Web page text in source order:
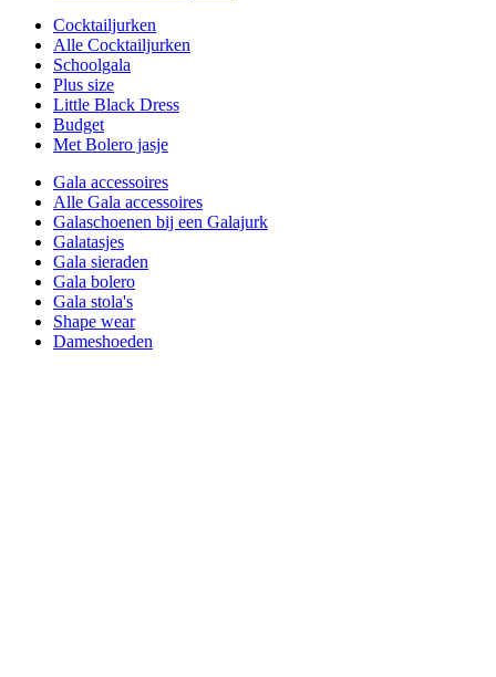
Cocktailjurken
Alle Cocktailjurken
Schoolgala
Plus size
Little Black Dress
Budget
Met Bolero jasje
Gala accessoires
Alle Gala accessoires
Galaschoenen bij een Galajurk
Galatasjes
Gala sieraden
Gala bolero
Gala stola's
Shape wear
Dameshoeden